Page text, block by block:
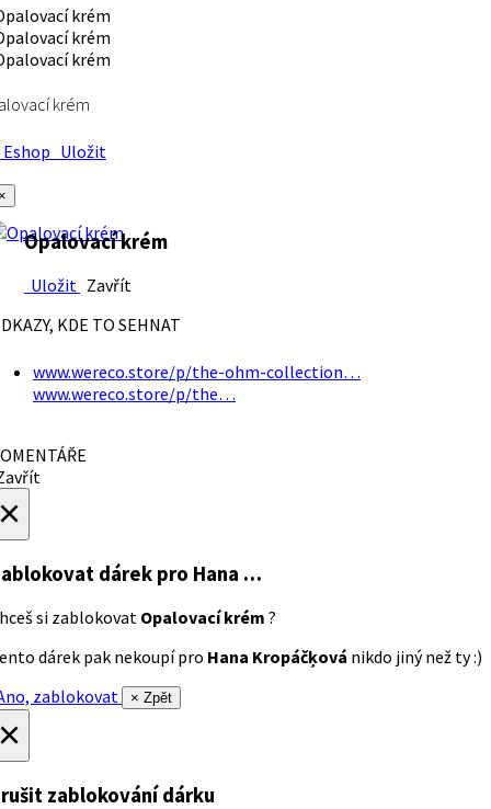
krém
Uložit
Opalovací krém
Uložit Zavřít
KDE TO SEHNAT
www.wereco.store/p/the-ohm-collection…
www.wereco.store/p/the…
dárek pro Hana …
si zablokovat Opalovací krém ?
dárek pak nekoupí pro Hana Kropáčķová nikdo jiný než ty :)
zablokovat
× Zpět
zablokování dárku